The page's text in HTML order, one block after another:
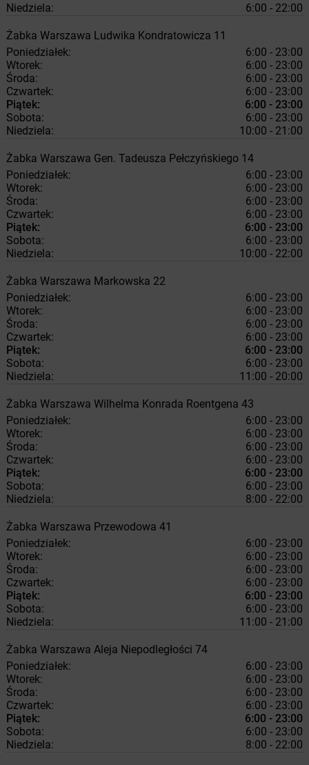
Niedziela:
6:00 - 22:00
Żabka Warszawa Ludwika Kondratowicza 11
Poniedziałek:
6:00 - 23:00
Wtorek:
6:00 - 23:00
Środa:
6:00 - 23:00
Czwartek:
6:00 - 23:00
Piątek:
6:00 - 23:00
Sobota:
6:00 - 23:00
Niedziela:
10:00 - 21:00
Żabka Warszawa Gen. Tadeusza Pełczyńskiego 14
Poniedziałek:
6:00 - 23:00
Wtorek:
6:00 - 23:00
Środa:
6:00 - 23:00
Czwartek:
6:00 - 23:00
Piątek:
6:00 - 23:00
Sobota:
6:00 - 23:00
Niedziela:
10:00 - 22:00
Żabka Warszawa Markowska 22
Poniedziałek:
6:00 - 23:00
Wtorek:
6:00 - 23:00
Środa:
6:00 - 23:00
Czwartek:
6:00 - 23:00
Piątek:
6:00 - 23:00
Sobota:
6:00 - 23:00
Niedziela:
11:00 - 20:00
Żabka Warszawa Wilhelma Konrada Roentgena 43
Poniedziałek:
6:00 - 23:00
Wtorek:
6:00 - 23:00
Środa:
6:00 - 23:00
Czwartek:
6:00 - 23:00
Piątek:
6:00 - 23:00
Sobota:
6:00 - 23:00
Niedziela:
8:00 - 22:00
Żabka Warszawa Przewodowa 41
Poniedziałek:
6:00 - 23:00
Wtorek:
6:00 - 23:00
Środa:
6:00 - 23:00
Czwartek:
6:00 - 23:00
Piątek:
6:00 - 23:00
Sobota:
6:00 - 23:00
Niedziela:
11:00 - 21:00
Żabka Warszawa Aleja Niepodległości 74
Poniedziałek:
6:00 - 23:00
Wtorek:
6:00 - 23:00
Środa:
6:00 - 23:00
Czwartek:
6:00 - 23:00
Piątek:
6:00 - 23:00
Sobota:
6:00 - 23:00
Niedziela:
8:00 - 22:00